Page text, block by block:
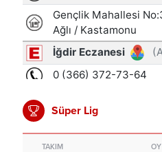
Süper Lig
TAKIM OY